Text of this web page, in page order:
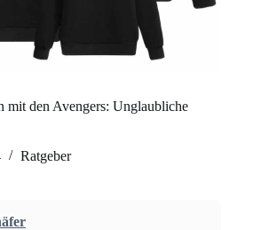
mit den Avengers: Unglaubliche
Ratgeber